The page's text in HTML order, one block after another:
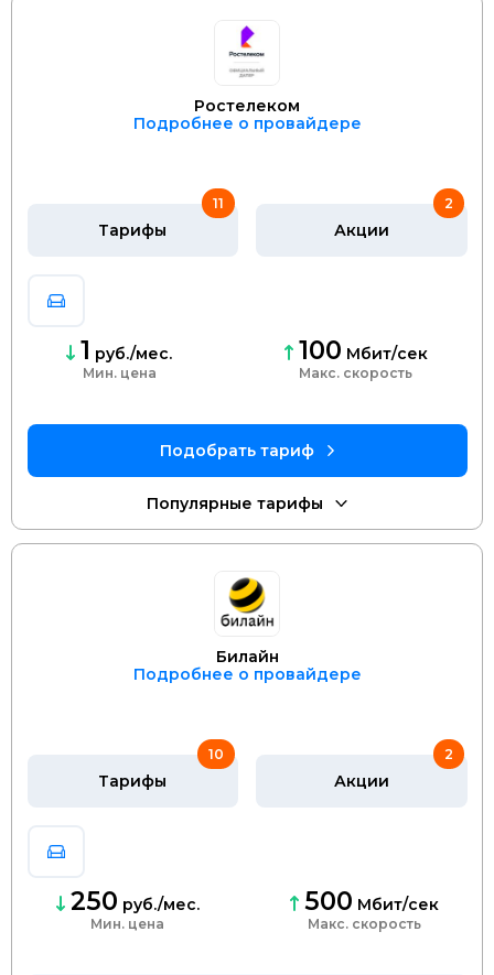
Ростелеком
Подробнее о провайдере
Тарифы
11
Акции
2
1 руб./мес.
Мин. цена
100 Мбит/сек
скорость
Билайн
Подробнее о провайдере
Тарифы
10
Акции
2
250 руб./мес.
Мин. цена
500 Мбит/сек
скорость